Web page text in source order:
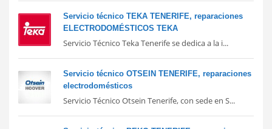
Servicio técnico TEKA TENERIFE, reparaciones
ELECTRODOMÉSTICOS TEKA
Servicio Técnico Teka Tenerife se dedica a la i...
Servicio técnico OTSEIN TENERIFE, reparaciones
electrodomésticos
Servicio Técnico Otsein Tenerife, con sede en S...